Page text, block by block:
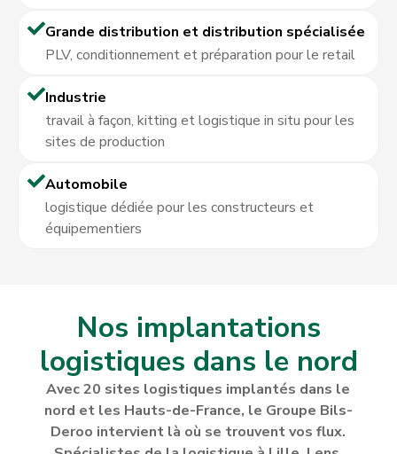
Grande distribution et distribution spécialisée
PLV, conditionnement et préparation pour le retail
Industrie
travail à façon, kitting et logistique in situ pour les
sites de production
Automobile
logistique dédiée pour les constructeurs et
équipementiers
Nos implantations
logistiques dans le nord
Avec 20 sites logistiques implantés dans le
nord et les Hauts-de-France, le Groupe Bils-
Deroo intervient là où se trouvent vos flux.